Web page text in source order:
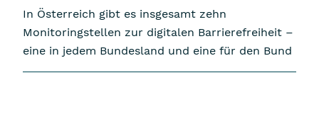
In Österreich gibt es insgesamt zehn
Monitoringstellen zur digitalen Barrierefreiheit –
eine in jedem Bundesland und eine für den Bund